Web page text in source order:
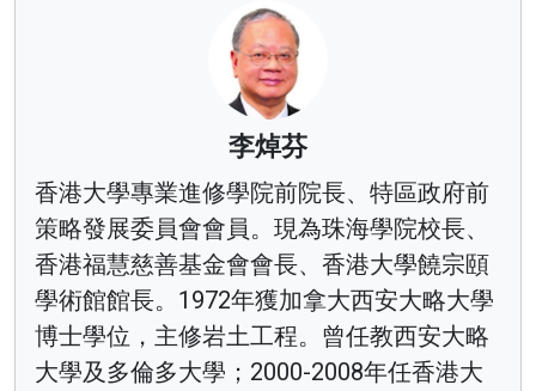
李焯芬
香港大學專業進修學院前院長、特區政府前
策略發展委員會會員。現為珠海學院校長、
香港福慧慈善基金會會長、香港大學饒宗頤
學術館館長。1972年獲加拿大西安大略大學
博士學位，主修岩土工程。曾任教西安大略
大學及多倫多大學；2000-2008年任香港大